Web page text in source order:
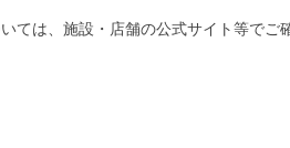
は、施設・店舗の公式サイト等でご